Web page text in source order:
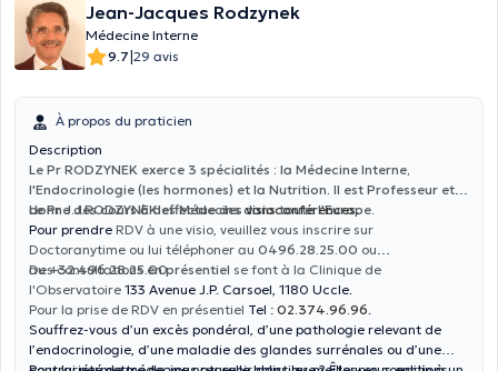
Jean-Jacques Rodzynek
Médecine Interne
9.7|29 avis
À propos du praticien
Description
Le Pr RODZYNEK exerce 3 spécialités : la Médecine Interne,
l'Endocrinologie (les hormones) et la Nutrition. Il est Professeur et
donne des cours à des Médecins dans toute l'Europe.
Le Pr J.J.RODZYNEK effectue desvisioconférences.
Pour prendre RDV à une visio, veuillez vous inscrire sur
Doctoranytime ou lui téléphoner au 0496.28.25.00 ou
au+32.496.28.25.00.
Des consultationsen présentiel se font à la Clinique de
l'Observatoire 133 Avenue J.P. Carsoel, 1180 Uccle.
Pour la prise de RDV en présentiel Tel : 02.374.96.96.
Souffrez-vous d’un excès pondéral, d’une pathologie relevant de
l’endocrinologie, d’une maladie des glandes surrénales ou d’une